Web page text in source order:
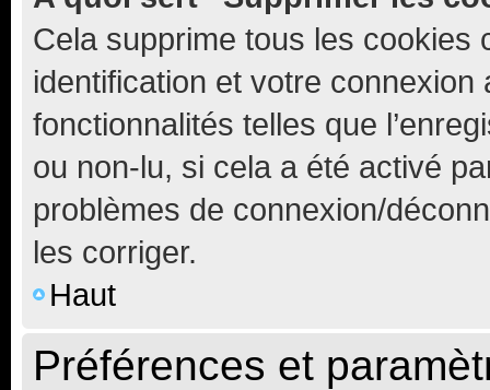
Cela supprime tous les cookies
identification et votre
fonctionnalités telles que
ou non-lu, si cela a été activé
problèmes de connexion/
les corriger.
Haut
Préférences et